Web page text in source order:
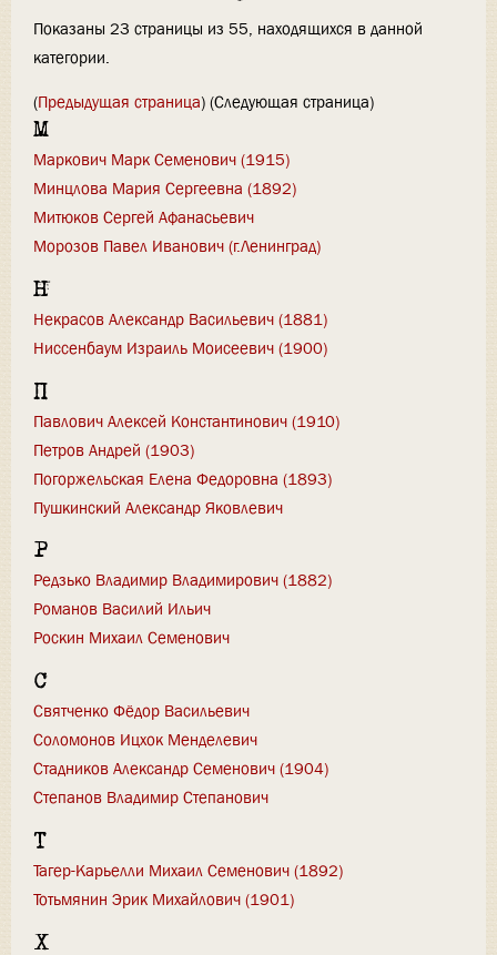
Показаны 23 страницы из 55, находящихся в данной
категории.
(Предыдущая страница) (Следующая страница)
М
Маркович Марк Семенович (1915)
Минцлова Мария Сергеевна (1892)
Митюков Сергей Афанасьевич
Морозов Павел Иванович (г.Ленинград)
Н
Некрасов Александр Васильевич (1881)
Ниссенбаум Израиль Моисеевич (1900)
П
Павлович Алексей Константинович (1910)
Петров Андрей (1903)
Погоржельская Елена Федоровна (1893)
Пушкинский Александр Яковлевич
Р
Редзько Владимир Владимирович (1882)
Романов Василий Ильич
Роскин Михаил Семенович
С
Святченко Фёдор Васильевич
Соломонов Ицхок Менделевич
Стадников Александр Семенович (1904)
Степанов Владимир Степанович
Т
Тагер-Карьелли Михаил Семенович (1892)
Тотьмянин Эрик Михайлович (1901)
Х